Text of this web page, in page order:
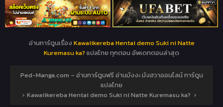
อ่านการ์ตูนเรื่อง Kawaiikereba Hentai demo Suki ni Natte
Kuremasu ka? แปลไทย ทุกตอน อัพเดทตอนล่าสุด
Ped-Manga.com – อ่านการ์ตูนฟรี อ่านมังงะ มังฮวาออนไลน์ การ์ตูน
แปลไทย
› Kawaiikereba Hentai demo Suki ni Natte Kuremasu ka? ›